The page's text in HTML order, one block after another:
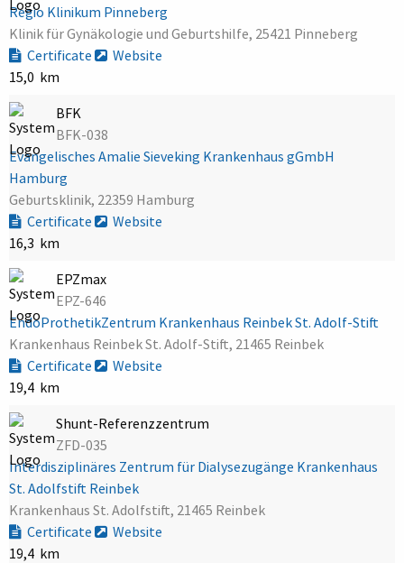
Regio Klinikum Pinneberg
Klinik für Gynäkologie und Geburtshilfe, 25421 Pinneberg
Certificate
Website
15,0 km
BFK
BFK-038
Evangelisches Amalie Sieveking Krankenhaus gGmbH
Hamburg
Geburtsklinik, 22359 Hamburg
Certificate
Website
16,3 km
EPZmax
EPZ-646
EndoProthetikZentrum Krankenhaus Reinbek St. Adolf-Stift
Krankenhaus Reinbek St. Adolf-Stift, 21465 Reinbek
Certificate
Website
19,4 km
Shunt-Referenzzentrum
ZFD-035
Interdisziplinäres Zentrum für Dialysezugänge Krankenhaus
St. Adolfstift Reinbek
Krankenhaus St. Adolfstift, 21465 Reinbek
Certificate
Website
19,4 km